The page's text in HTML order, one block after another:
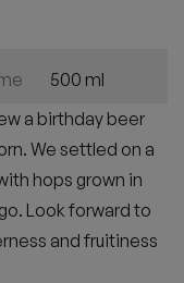
500 ml
a birthday beer
We settled on a
hops grown in
Look forward to
and fruitiness